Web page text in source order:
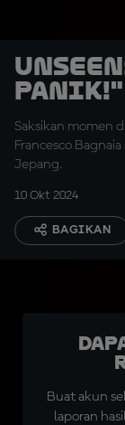
Panik!"
Saksikan momen
Francesco
Jepang.
10 Okt 2024
BAGIKAN
Buat akun
laporan